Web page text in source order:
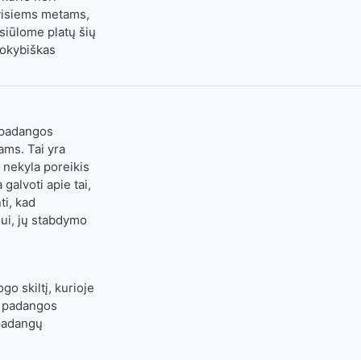
metams,
platų šių
Tai yra
poreikis
galvoti apie tai,
kad
jų stabdymo
skiltį, kurioje